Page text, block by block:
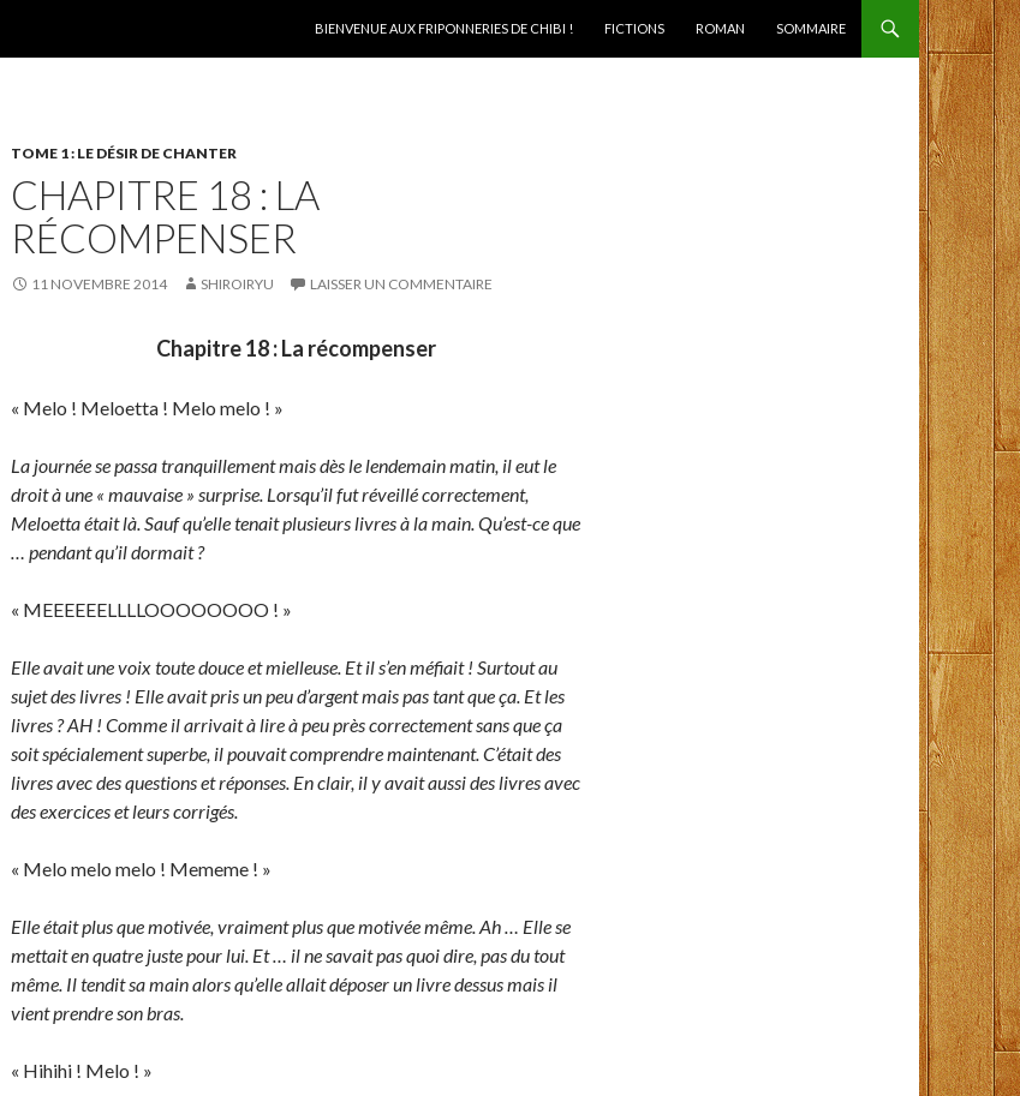
BIENVENUE AUX FRIPONNERIES DE CHIBI !
FICTIONS ROMAN SOMMAIRE
TOME 1 : LE DÉSIR DE CHANTER
CHAPITRE 18 : LA
RÉCOMPENSER
11 NOVEMBRE 2014 SHIROIRYU LAISSER UN COMMENTAIRE
Chapitre 18 : La récompenser
« Melo ! Meloetta ! Melo melo ! »
La journée se passa tranquillement mais dès le lendemain matin, il eut le
droit à une « mauvaise » surprise. Lorsqu’il fut réveillé correctement,
Meloetta était là. Sauf qu’elle tenait plusieurs livres à la main. Qu’est-ce que
… pendant qu’il dormait ?
« MEEEEEELLLLOOOOOOOO ! »
Elle avait une voix toute douce et mielleuse. Et il s’en méfiait ! Surtout au
sujet des livres ! Elle avait pris un peu d’argent mais pas tant que ça. Et les
livres ? AH ! Comme il arrivait à lire à peu près correctement sans que ça
soit spécialement superbe, il pouvait comprendre maintenant. C’était des
livres avec des questions et réponses. En clair, il y avait aussi des livres avec
des exercices et leurs corrigés.
« Melo melo melo ! Mememe ! »
Elle était plus que motivée, vraiment plus que motivée même. Ah … Elle se
mettait en quatre juste pour lui. Et … il ne savait pas quoi dire, pas du tout
même. Il tendit sa main alors qu’elle allait déposer un livre dessus mais il
vient prendre son bras.
« Hihihi ! Melo ! »